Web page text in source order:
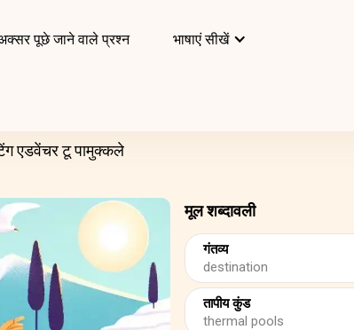
पूछे जाने वाले प्रश्न भाषाएं सीखें
एडवेंचर टू पामुक्कले
मूल शब्दावली
गंतव्य
destination
तापीय कुंड
thermal pools